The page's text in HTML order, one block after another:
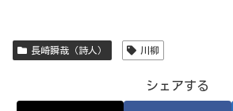
長崎瞬哉（詩人） 川柳
シェアする